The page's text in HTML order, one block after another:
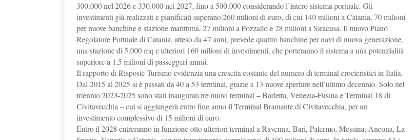
300.000 nel 2026 e 330.000 nel 2027, fino a 500.000 considerando l’intero sistema portuale. Gli
investimenti già realizzati e pianificati superano 260 milioni di euro, di cui 140 milioni a Catania, 70 milioni
per nuove banchine e stazione marittima, 27 milioni a Pozzallo e 28 milioni a Siracusa. Il nuovo Piano
Regolatore Portuale di Catania, atteso da 47 anni, prevede quattro banchine per navi di nuova generazione,
una stazione di 5.000 mq e ulteriori 160 milioni di investimenti, che porteranno il sistema a una potenzialità
superiore a 1,5 milioni di passeggeri annui.
Il rapporto di Risposte Turismo evidenzia una crescita costante del numero di terminal crocieristici in Italia.
Dal 2015 al 2025 si è passati da 40 a 53 terminal, grazie a 13 nuove aperture nell’ultimo decennio. Solo nel
triennio 2023-2025 sono stati inaugurati tre nuovi terminal – Barletta, Venezia-Fusina e Terminal 18 di
Civitavecchia – cui si aggiungerà entro fine anno il Terminal Bramante di Civitavecchia, per un
investimento complessivo di 15 milioni di euro.
Entro il 2028 entreranno in funzione otto ulteriori terminal a Ravenna, Bari, Palermo, Messina, Ancona, La